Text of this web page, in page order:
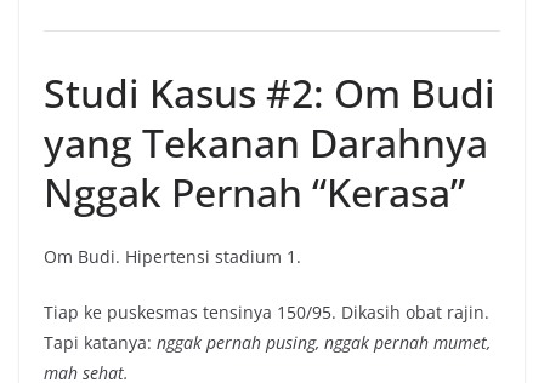
Studi Kasus #2: Om Budi
yang Tekanan Darahnya
Nggak Pernah “Kerasa”
Om Budi. Hipertensi stadium 1.
Tiap ke puskesmas tensinya 150/95. Dikasih obat rajin.
Tapi katanya: nggak pernah pusing, nggak pernah mumet,
mah sehat.